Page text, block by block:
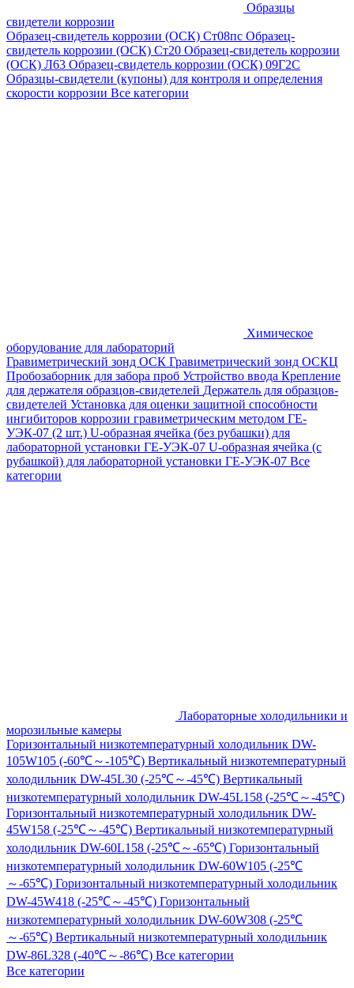
Образцы
свидетели коррозии
Образец-свидетель коррозии (ОСК) Ст08пс Образец-
свидетель коррозии (ОСК) Ст20 Образец-свидетель коррозии
(ОСК) Л63 Образец-свидетель коррозии (ОСК) 09Г2С
Образцы-свидетели (купоны) для контроля и определения
скорости коррозии Все категории
Химическое
оборудование для лабораторий
Гравиметрический зонд ОСК Гравиметрический зонд ОСКЦ
Пробозаборник для забора проб Устройство ввода Крепление
для держателя образцов-свидетелей Держатель для образцов-
свидетелей Установка для оценки защитной способности
ингибиторов коррозии гравиметрическим методом ГЕ-
УЭК-07 (2 шт.) U-образная ячейка (без рубашки) для
лабораторной установки ГЕ-УЭК-07 U-образная ячейка (с
рубашкой) для лабораторной установки ГЕ-УЭК-07 Все
категории
Лабораторные холодильники и
морозильные камеры
Горизонтальный низкотемпературный холодильник DW-
105W105 (-60℃～-105℃) Вертикальный низкотемпературный
холодильник DW-45L30 (-25℃～-45℃) Вертикальный
низкотемпературный холодильник DW-45L158 (-25℃～-45℃)
Горизонтальный низкотемпературный холодильник DW-
45W158 (-25℃～-45℃) Вертикальный низкотемпературный
холодильник DW-60L158 (-25℃～-65℃) Горизонтальный
низкотемпературный холодильник DW-60W105 (-25℃
～-65℃) Горизонтальный низкотемпературный холодильник
DW-45W418 (-25℃～-45℃) Горизонтальный
низкотемпературный холодильник DW-60W308 (-25℃
～-65℃) Вертикальный низкотемпературный холодильник
DW-86L328 (-40℃～-86℃) Все категории
Все категории